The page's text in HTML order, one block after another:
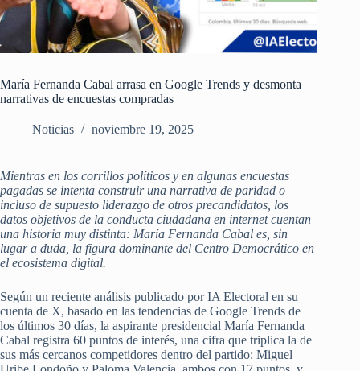
María Fernanda Cabal arrasa en Google Trends y desmonta
narrativas de encuestas compradas
Noticias noviembre 19, 2025
Mientras en los corrillos políticos y en algunas encuestas
pagadas se intenta construir una narrativa de paridad o
incluso de supuesto liderazgo de otros precandidatos, los
datos objetivos de la conducta ciudadana en internet cuentan
una historia muy distinta: María Fernanda Cabal es, sin
lugar a duda, la figura dominante del Centro Democrático en
el ecosistema digital.
Según un reciente análisis publicado por IA Electoral en su
cuenta de X, basado en las tendencias de Google Trends de
los últimos 30 días, la aspirante presidencial María Fernanda
Cabal registra 60 puntos de interés, una cifra que triplica la de
sus más cercanos competidores dentro del partido: Miguel